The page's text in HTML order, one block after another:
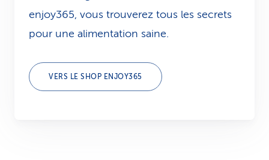
enjoy365, vous trouverez tous les secrets
pour une alimentation saine.
VERS LE SHOP ENJOY365